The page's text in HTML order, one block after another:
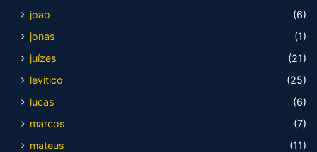
joao
(6)
jonas
(1)
juízes
(21)
levitico
(25)
lucas
(6)
marcos
(7)
mateus
(11)